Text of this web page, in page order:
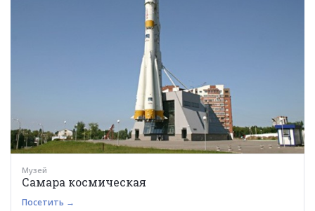
Музей
Самара космическая
Посетить →